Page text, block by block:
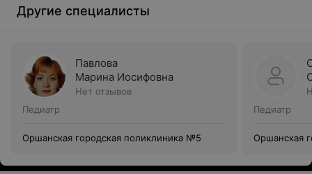
Другие специалисты
Павлова
Марина Иосифовна
Нет отзывов
Педиатр
Оршанская городская поликлиника №5
Педиатр
Оршанская